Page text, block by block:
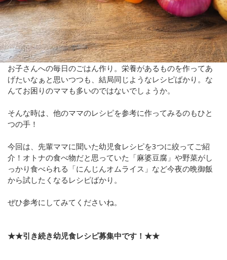
お子さんへの毎日のごはん作り。栄養があるものを作ってあ
げたいなぁと思いつつも、結局同じようなレシピばかり。な
んてお困りのママも多いのではないでしょうか。
そんな時は、他のママのレシピを参考に作ってみるのもひと
つの手！
今回は、先輩ママに聞いた幼児食レシピを3つに絞ってご紹
介！オトナの食べ物だと思っていた「麻婆豆腐」や野菜がし
っかり食べられる「にんじんオムライス」など今夜の晩御飯
から試したくなるレシピばかり。
ぜひ参考にしてみてくださいね。
★★引き続き幼児食レシピ募集中です！★★